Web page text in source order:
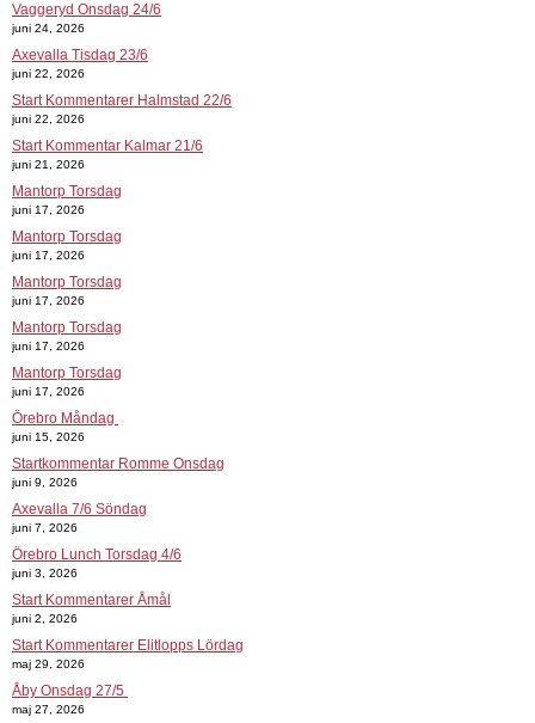
Vaggeryd Onsdag 24/6
juni 24, 2026
Axevalla Tisdag 23/6
juni 22, 2026
Start Kommentarer Halmstad 22/6
juni 22, 2026
Start Kommentar Kalmar 21/6
juni 21, 2026
Mantorp Torsdag
juni 17, 2026
Mantorp Torsdag
juni 17, 2026
Mantorp Torsdag
juni 17, 2026
Mantorp Torsdag
juni 17, 2026
Mantorp Torsdag
juni 17, 2026
Örebro Måndag
juni 15, 2026
Startkommentar Romme Onsdag
juni 9, 2026
Axevalla 7/6 Söndag
juni 7, 2026
Örebro Lunch Torsdag 4/6
juni 3, 2026
Start Kommentarer Åmål
juni 2, 2026
Start Kommentarer Elitlopps Lördag
maj 29, 2026
Åby Onsdag 27/5
maj 27, 2026